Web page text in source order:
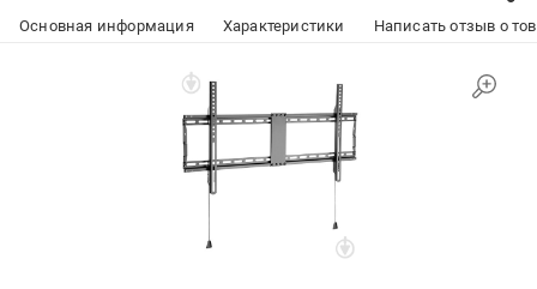
Основная информация Характеристики Написать отзыв о